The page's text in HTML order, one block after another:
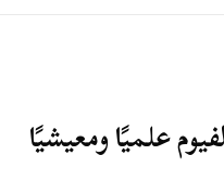
علميًا ومعيشيًا